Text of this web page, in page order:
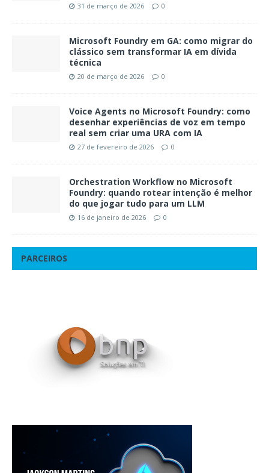
31 de março de 2026 0
Microsoft Foundry em GA: como migrar do
clássico sem transformar IA em dívida
técnica
20 de março de 2026 0
Voice Agents no Microsoft Foundry: como
desenhar experiências de voz em tempo
real sem criar uma URA com IA
27 de fevereiro de 2026 0
Orchestration Workflow no Microsoft
Foundry: quando rotear intenção é melhor
do que jogar tudo para um LLM
16 de janeiro de 2026 0
PARCEIROS